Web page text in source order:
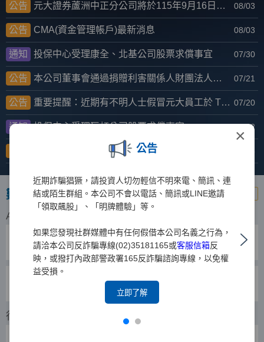
×
公告
近期詐騙猖獗，請投資人切勿輕信不明來電、簡訊、連
結或陌生群組。本公司不會以電話、簡訊或LINE邀請
「領取飆股」、「明牌體驗」等。
如果您發現社群媒體中有任何假借本公司名義之行為，
請洽本公司反詐騙專線(02)35181165或客服信箱反
映，或撥打內政部警政署165反詐騙諮詢專線，以免權
益受損。
立即了解
公告 元大證券蘆洲中正分公司將於115年9月16日起更名為長榮分公司 08/03
公告 CMA(資金管理帳戶)最新消息 08/03
通知 投保中心受理康全、北基公司股票求償事宜 07/30
公告 本公司董事會通過捐贈利害關係人財團法人元大文教基金會新臺幣4,060萬元。 07/21
公告 重要提醒：近期有不明人士假冒元大員工於 Threads 散布不實資訊，企圖引導民眾加入不明LINE帳號，請投資人提高警覺 07/20
通知 投保中心受理巨虹公司股票求償事宜 07/02
近期股市波動加劇，請投資人留意投資風險!
數位金融專區
AP版網路下單
越是贏
客製化操作介面、雲端自選同步、跨國多商品交易最佳選擇
點金靈
證券、期貨、港股、美股、國際期貨一套搞定
行動APP